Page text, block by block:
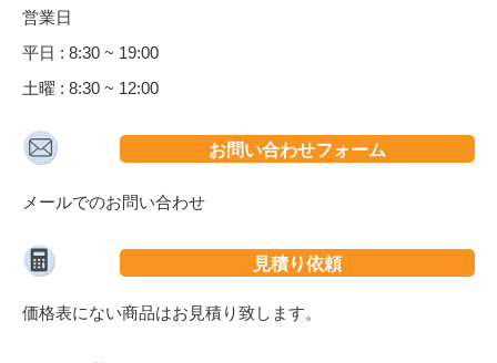
営業日
平日 : 8:30 ~ 19:00
土曜 : 8:30 ~ 12:00
お問い合わせフォーム
メールでのお問い合わせ
見積り依頼
価格表にない商品はお見積り致します。